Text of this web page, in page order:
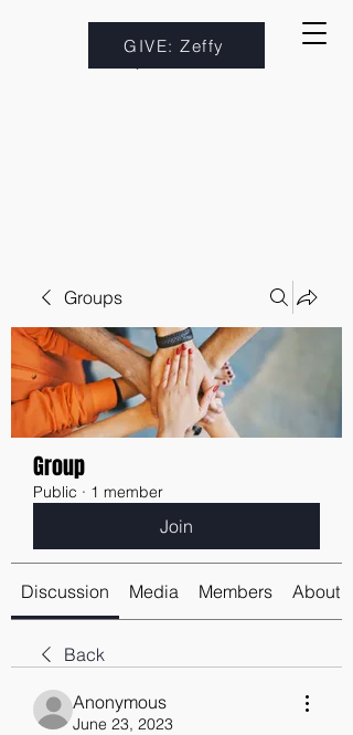
GIVE: Zeffy
Groups
Group
Public · 1 member
Join
Discussion Media Members About
Back
Anonymous
June 23, 2023